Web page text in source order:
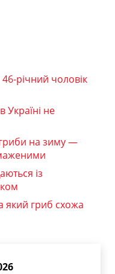
річний чоловік
Україні не
на зиму —
із
який гриб схожа